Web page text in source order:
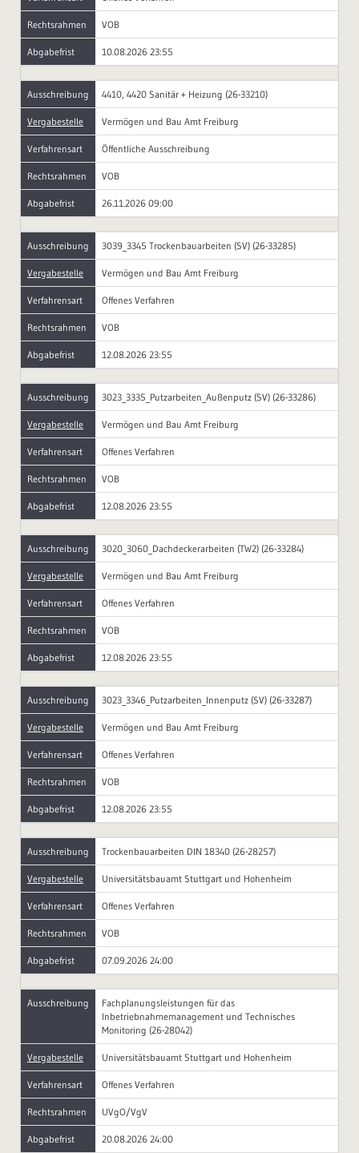
Rechtsrahmen VOB
Abgabefrist 10.08.2026 23:55
Ausschreibung 4410, 4420 Sanitär + Heizung (26-33210)
Vergabestelle Vermögen und Bau Amt Freiburg
Verfahrensart Öffentliche Ausschreibung
Rechtsrahmen VOB
Abgabefrist 26.11.2026 09:00
Ausschreibung 3039_3345 Trockenbauarbeiten (SV) (26-33285)
Vergabestelle Vermögen und Bau Amt Freiburg
Verfahrensart Offenes Verfahren
Rechtsrahmen VOB
Abgabefrist 12.08.2026 23:55
Ausschreibung 3023_3335_Putzarbeiten_Außenputz (SV) (26-33286)
Vergabestelle Vermögen und Bau Amt Freiburg
Verfahrensart Offenes Verfahren
Rechtsrahmen VOB
Abgabefrist 12.08.2026 23:55
Ausschreibung 3020_3060_Dachdeckerarbeiten (TW2) (26-33284)
Vergabestelle Vermögen und Bau Amt Freiburg
Verfahrensart Offenes Verfahren
Rechtsrahmen VOB
Abgabefrist 12.08.2026 23:55
Ausschreibung 3023_3346_Putzarbeiten_Innenputz (SV) (26-33287)
Vergabestelle Vermögen und Bau Amt Freiburg
Verfahrensart Offenes Verfahren
Rechtsrahmen VOB
Abgabefrist 12.08.2026 23:55
Ausschreibung Trockenbauarbeiten DIN 18340 (26-28257)
Vergabestelle Universitätsbauamt Stuttgart und Hohenheim
Verfahrensart Offenes Verfahren
Rechtsrahmen VOB
Abgabefrist 07.09.2026 24:00
Ausschreibung
Fachplanungsleistungen für das
Inbetriebnahmemanagement und Technisches
Monitoring (26-28042)
Vergabestelle Universitätsbauamt Stuttgart und Hohenheim
Verfahrensart Offenes Verfahren
Rechtsrahmen UVgO/VgV
Abgabefrist 20.08.2026 24:00